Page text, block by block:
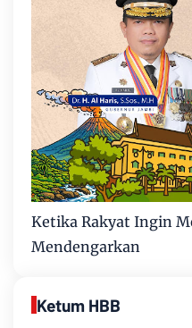
Ketika Rakyat Ingin
Mendengarkan
Ketum HBB